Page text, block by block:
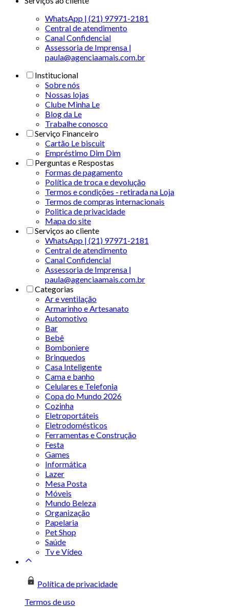
WhatsApp | (21) 97971-2181
Central de atendimento
Canal Confidencial
Assessoria de Imprensa |
paula@agenciaamais.com.br
Institucional
Sobre nós
Nossas lojas
Clube Minha Le
Blog da Le
Trabalhe conosco
Serviço Financeiro
Cartão Le biscuit
Empréstimo Dim Dim
Perguntas e Respostas
Formas de pagamento
Política de troca e devolução
Termos e condições - retirada na Loja
Termos de compras internacionais
Politica de privacidade
Mapa do site
Serviços ao cliente
WhatsApp | (21) 97971-2181
Central de atendimento
Canal Confidencial
Assessoria de Imprensa |
paula@agenciaamais.com.br
Categorias
Ar e ventilação
Armarinho e Artesanato
Automotivo
Bar
Bebê
Bomboniere
Brinquedos
Casa Inteligente
Cama e banho
Celulares e Telefonia
Copa do Mundo 2026
Cozinha
Eletroportáteis
Eletrodomésticos
Ferramentas e Construção
Festa
Games
Informática
Lazer
Mesa Posta
Móveis
Mundo Beleza
Organização
Papelaria
Pet Shop
Saúde
Tv e Vídeo
Política de privacidade
Termos de uso